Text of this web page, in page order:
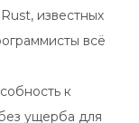
известных
всё
к
ущерба для